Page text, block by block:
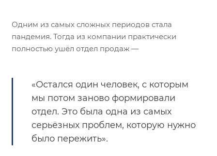
Одним из самых сложных периодов стала
пандемия. Тогда из компании практически
полностью ушёл отдел продаж —
«Остался один человек, с которым
мы потом заново формировали
отдел. Это была одна из самых
серьёзных проблем, которую нужно
было пережить».